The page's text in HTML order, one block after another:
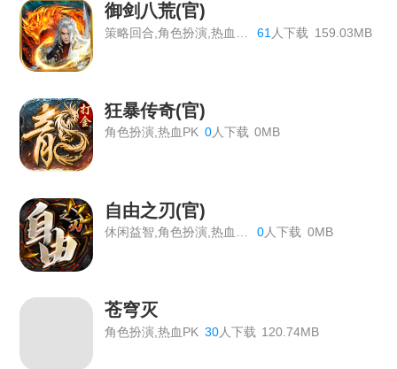
《战旗飘》线下活动
《热血大明》线下累充活动
《原始传奇》最新线下活动
《神仙道》开服表
《血饮龙纹》双11狂欢活动
《血饮龙纹》历史累计线下返利
《血饮龙纹》单日线下返利
《血饮龙纹》VIP价格表
御剑八荒(官)
61 人下载 159.03MB
狂暴传奇(官)
角色扮演,热血PK 0人下载 0MB
自由之刃(官)
0人下载 0MB
苍穹灭
角色扮演,热血PK 30人下载 120.74MB